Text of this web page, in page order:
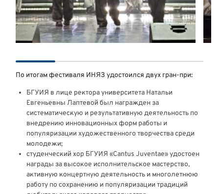
По итогам фестиваля ИНЯЗ удостоился двух гран-при:
БГУИЯ в лице ректора университета Натальи
Евгеньевны Лаптевой был награжден за
систематическую и результативную деятельность по
внедрению инновационных форм работы и
популяризации художественного творчества среди
молодежи;
студенческий хор БГУИЯ «Cantus Juventae» удостоен
награды за высокое исполнительское мастерство,
активную концертную деятельность и многолетнюю
работу по сохранению и популяризации традиций